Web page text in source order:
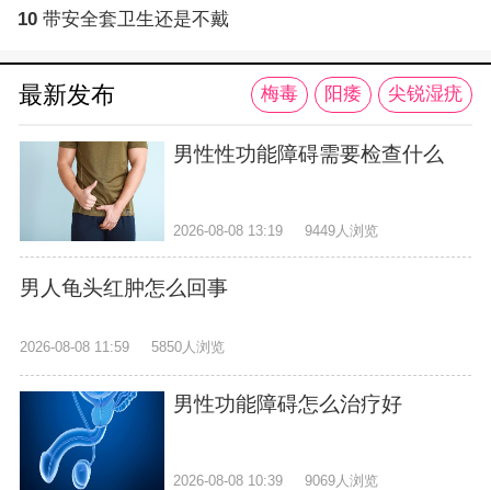
10 带安全套卫生还是不戴
最新发布 梅毒 阳痿 尖锐湿疣
男性性功能障碍需要检查什么
2026-08-08 13:19 9449人浏览
男人龟头红肿怎么回事
2026-08-08 11:59 5850人浏览
男性功能障碍怎么治疗好
2026-08-08 10:39 9069人浏览